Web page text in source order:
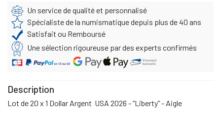
Un service de qualité et personnalisé
Spécialiste de la numismatique depuis plus de 40 ans
Satisfait ou Remboursé
Une sélection rigoureuse par des experts confirmés
Description
Lot de 20 x 1 Dollar Argent USA 2026 - “Liberty” - Aigle